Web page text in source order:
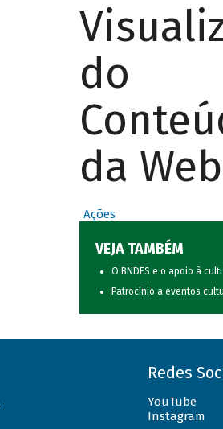
do
da Web
Ações
VEJA TAMBÉM
O BNDES e o apoio à
Patrocínio a eventos
Redes
YouTube
Instagram